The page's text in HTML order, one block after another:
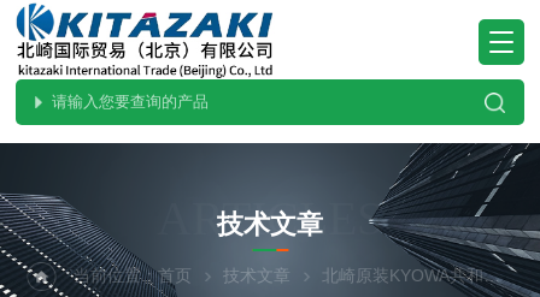
ARTICLES
技术文章
当前位置：首页 技术文章 北崎原装KYOWA共和小型拉伸压缩两用载荷传感器LUX-B-50N-ID